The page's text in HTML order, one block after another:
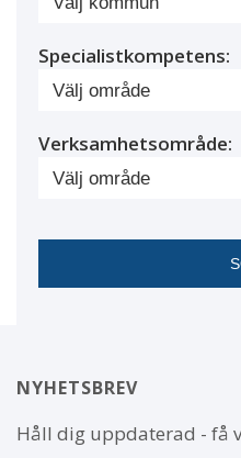
Specialistkompetens:
Verksamhetsområde:
NYHETSBREV
Håll dig uppdaterad - få